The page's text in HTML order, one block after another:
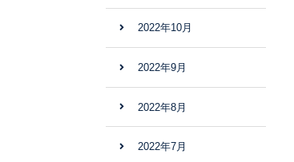
2022年10月
2022年9月
2022年8月
2022年7月